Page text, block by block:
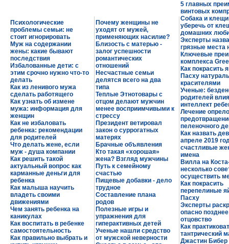
5 главных
винтовых
Собака и
уберечь от
домашних
Эксперты
грязные места
Ключевые
комплекса
Как покрасить
Пасху
красителями
Ученые:
родителей
интеллект
Лечение
пеленочного
Как назвать
апреле 2019
счастливые
имена
Вилла на
несколько
осуществить
Как покрасить
перепелиные
Пасху
Эксперты
опасно позднее
отцовство
Как
тантрический
Джастин Бибер
Психологические
проблемы семьи: не
стоит игнорировать
Муж на содержании
жены: какие бывают
последствия
Избалованные дети: с
этим срочно нужно что-то
делать
Как из ленивого мужа
сделать работящего
Как узнать об измене
мужа: информация для
женщин
Как не избаловать
ребенка: рекомендации
для родителей
Что делать жене, если
муж - душа компании
Как решить такой
актуальный вопрос как
карманные деньги для
ребенка
Как малыша научить
владеть своими
движениями
Чем занять ребенка на
каникулах
Как воспитать в ребенке
самостоятельность
Как правильно выбрать и
Почему женщины не
уходят от мужей,
применяющих насилие?
Близость с матерью -
залог успешности
романтических
отношений
Несчастные семьи
делятся всего на два
типа
Теплые Этнотовары с
отцом делают мужчин
менее восприимчивыми к
стрессу
Президент ветировал
закон о суррогатных
матерях
Брачные объявления
Кто такая «хорошая»
жена? Взгляд мужчины
Путь к семейному
счастью
Пищевые добавки - дело
трудное
Составление плана
родов
Полезные игры и
упражнения для
гиперактивных детей
Ученые нашли средство
от мужской неверности